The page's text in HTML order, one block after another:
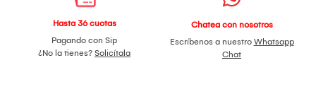
Hasta 36 cuotas
Pagando con Sip
¿No la tienes? Solicítala
Chatea con nosotros
Escríbenos a nuestro Whatsapp
Chat